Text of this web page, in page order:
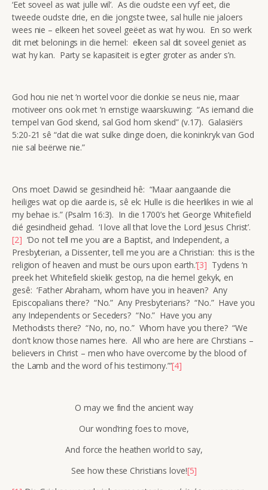
‘Eet soveel as wat julle wil’. As die oudste een vyf eet, die
tweede oudste drie, en die jongste twee, sal hulle nie jaloers
wees nie – elkeen het soveel geëet as wat hy wou. En so werk
dit met belonings in die hemel: elkeen sal dit soveel geniet as
wat hy kan. Party se kapasiteit is egter groter as ander s’n.
God hou nie net ‘n wortel voor die donkie se neus nie, maar
motiveer ons ook met ‘n ernstige waarskuwing: “As iemand die
tempel van God skend, sal God hom skend” (v.17). Galasiërs
5:20-21 sê “dat die wat sulke dinge doen, die koninkryk van God
nie sal beërwe nie.”
Ons moet Dawid se gesindheid hê: “Maar aangaande die
heiliges wat op die aarde is, sê ek: Hulle is die heerlikes in wie al
my behae is.” (Psalm 16:3). In die 1700’s het George Whitefield
dié gesindheid gehad. ‘I love all that love the Lord Jesus Christ’.
[2] ‘Do not tell me you are a Baptist, and Independent, a
Presbyterian, a Dissenter, tell me you are a Christian: this is the
religion of heaven and must be ours upon earth.’[3] Tydens ‘n
preek het Whitefield skielik gestop, na die hemel gekyk, en
gesê: ‘Father Abraham, whom have you in heaven? Any
Episcopalians there? “No.” Any Presbyterians? “No.” Have you
any Independents or Seceders? “No.” Have you any
Methodists there? “No, no, no.” Whom have you there? “We
don’t know those names here. All who are here are Chrstians –
believers in Christ – men who have overcome by the blood of
the Lamb and the word of his testimony.”’[4]
O may we find the ancient way
Our wond’ring foes to move,
And force the heathen world to say,
See how these Christians love![5]